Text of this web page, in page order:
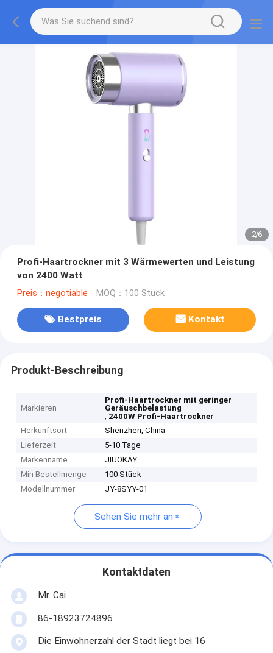
2/6
Profi-Haartrockner mit 3 Wärmewerten und Leistung
von 2400 Watt
Preis：negotiable MOQ：100 Stück
Bestpreis Kontakt
Produkt-Beschreibung
Markieren
Profi-Haartrockner mit geringer
Geräuschbelastung
, 2400W Profi-Haartrockner
Herkunftsort
Shenzhen, China
Lieferzeit
5-10 Tage
Markenname
JIUOKAY
Min Bestellmenge
100 Stück
Modellnummer
JY-8SYY-01
Sehen Sie mehr an
Kontaktdaten
Mr. Cai
86-18923724896
Die Einwohnerzahl der Stadt liegt bei 16